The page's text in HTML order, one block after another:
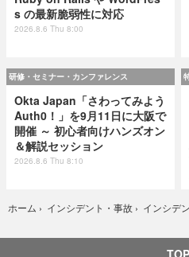
s の最新脆弱性に対応
2026.8.6 Thu 8:00
研修・セミナー・カンファレンス
Okta Japan「さわってみよう
Auth0！」を9月11日に大阪で
開催 ～ 初心者向けハンズオン
＆解説セッション
2026.8.6 Thu 8:10
ホーム › インシデント・事故 › インシデ
TOP